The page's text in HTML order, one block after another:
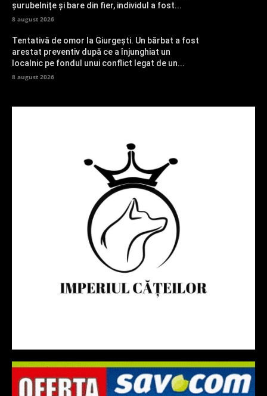
șurubelnițe și bare din fier, individul a fost...
8 august 2026
Tentativă de omor la Giurgești. Un bărbat a fost
arestat preventiv după ce a înjunghiat un
localnic pe fondul unui conflict legat de un...
8 august 2026